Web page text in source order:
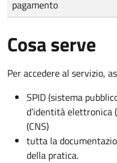
pagamento
Cosa serve
Per accedere al servizio,
SPID (sistema
d’identità elettronica
(CNS)
tutta la
della pratica.